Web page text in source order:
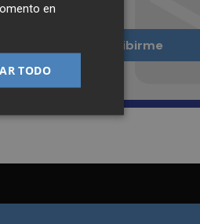
Quiero suscribirme
en
TODO